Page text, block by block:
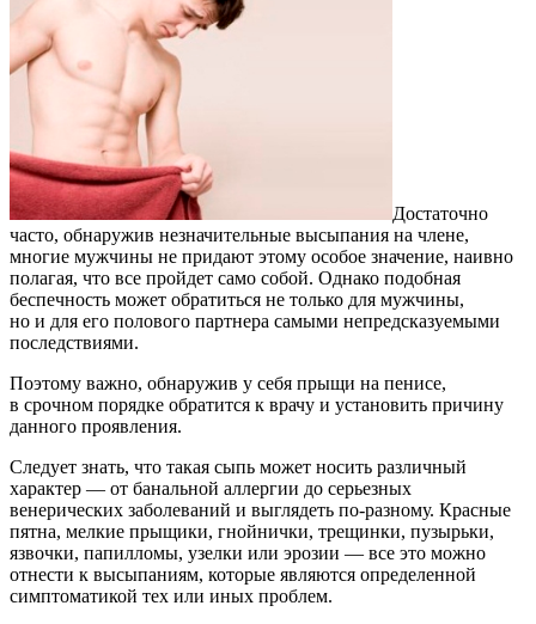
Достаточно
часто, обнаружив незначительные высыпания на члене,
многие мужчины не придают этому особое значение, наивно
полагая, что все пройдет само собой. Однако подобная
беспечность может обратиться не только для мужчины,
но и для его полового партнера самыми непредсказуемыми
последствиями.
Поэтому важно, обнаружив у себя прыщи на пенисе,
в срочном порядке обратится к врачу и установить причину
данного проявления.
Следует знать, что такая сыпь может носить различный
характер — от банальной аллергии до серьезных
венерических заболеваний и выглядеть по-разному. Красные
пятна, мелкие прыщики, гнойнички, трещинки, пузырьки,
язвочки, папилломы, узелки или эрозии — все это можно
отнести к высыпаниям, которые являются определенной
симптоматикой тех или иных проблем.